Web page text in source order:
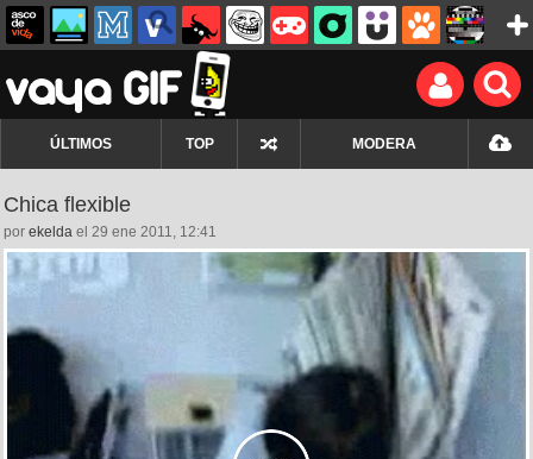
ÚLTIMOS TOP MODERA
Chica flexible
por ekelda el 29 ene 2011, 12:41